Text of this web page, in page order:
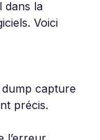
dans la
Voici
capture
précis.